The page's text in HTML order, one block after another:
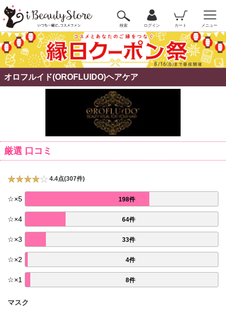
検索 ログイン カート メニュー
オロフルイド(OROFLUIDO)ヘアケア
厳選 口コミ
4.4点(307件)
☆×5 198件
☆×4 64件
☆×3 33件
☆×2 4件
☆×1 8件
マスク